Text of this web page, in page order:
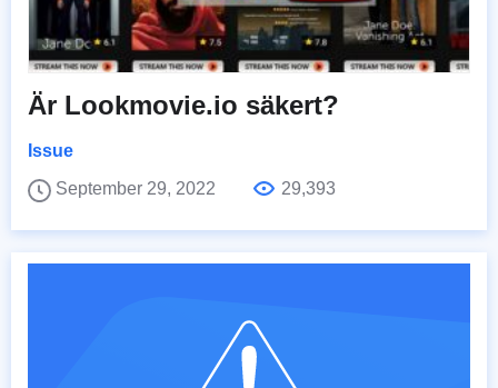
Är Lookmovie.io säkert?
Issue
September 29, 2022
29,393